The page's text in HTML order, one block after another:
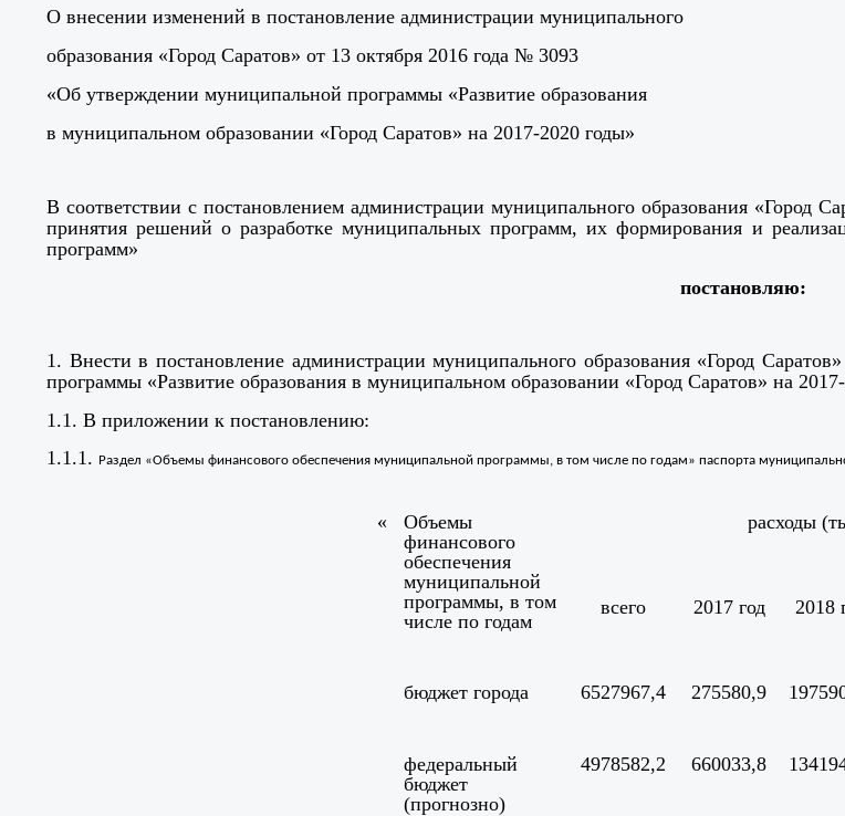
О внесении изменений в постановление администрации муниципального
образования «Город Саратов» от 13 октября 2016 года № 3093
«Об утверждении муниципальной программы «Развитие образования
в муниципальном образовании «Город Саратов» на 2017-2020 годы»
В соответствии с постановлением администрации муниципального образования «Город
принятия решений о разработке муниципальных программ, их формирования и
программ»
постановляю:
1. Внести в постановление администрации муниципального образования «Город
программы «Развитие образования в муниципальном образовании «Город Саратов» на
1.1. В приложении к постановлению:
1.1.1. Раздел «Объемы финансового обеспечения муниципальной программы, в том числе по годам» паспорта
«
Объемы
финансового
обеспечения
муниципальной
программы, в том
числе по годам
расходы
всего 2017 год 2018
бюджет города 6527967,4 275580,9
федеральный
бюджет
(прогнозно)
4978582,2 660033,8